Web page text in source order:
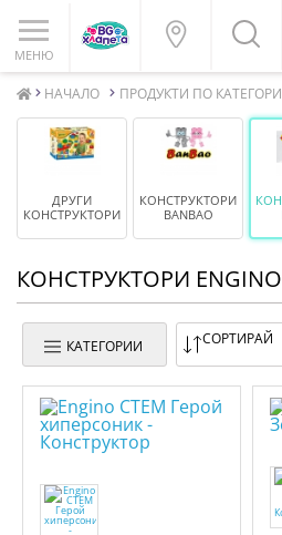
МЕНЮ
НАЧАЛО ПРОДУКТИ ПО
ДРУГИ
КОНСТРУКТОРИ
КОНСТРУКТОРИ
BANBAO
КОНСТРУКТОРИ ENGINO
КАТЕГОРИИ СОРТИРАЙ